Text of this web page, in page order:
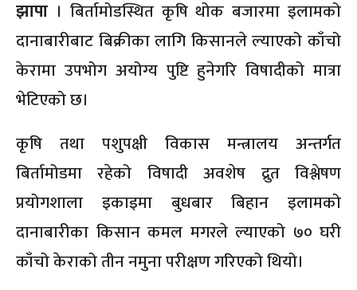
झापा । बिर्तामोडस्थित कृषि थोक बजारमा इलामको
दानाबारीबाट बिक्रीका लागि किसानले ल्याएको काँचो
केरामा उपभोग अयोग्य पुष्टि हुनेगरि विषादीको मात्रा
भेटिएको छ।
कृषि तथा पशुपक्षी विकास मन्त्रालय अन्तर्गत
बिर्तामोडमा रहेको विषादी अवशेष द्रुत विश्लेषण
प्रयोगशाला इकाइमा बुधबार बिहान इलामको
दानाबारीका किसान कमल मगरले ल्याएको ७० घरी
काँचो केराको तीन नमुना परीक्षण गरिएको थियो।